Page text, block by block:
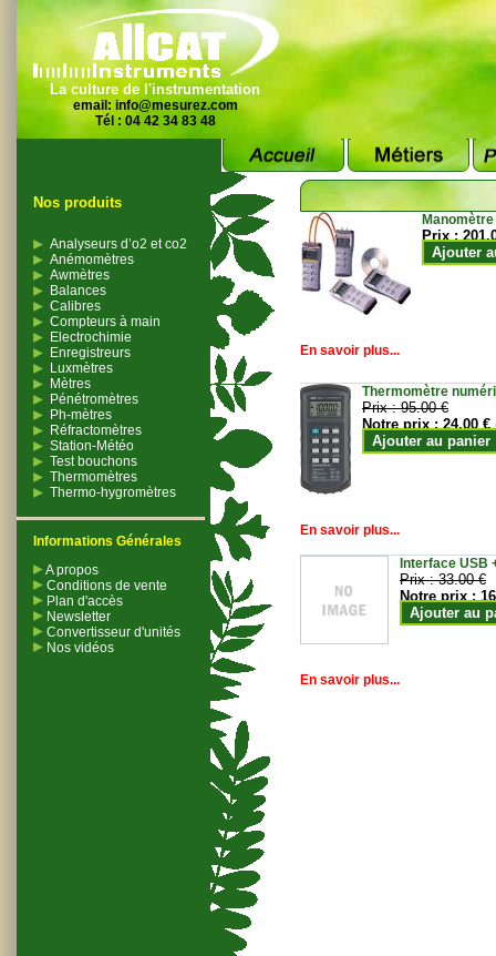
La culture de l'instrumentation
email: info@mesurez.com
Tél : 04 42 34 83 48
Nos produits
Analyseurs d’o2 et co2
Anémomètres
Awmètres
Balances
Calibres
Compteurs à main
Electrochimie
Enregistreurs
Luxmètres
Mètres
Pénétromètres
Ph-mètres
Réfractomètres
Station-Météo
Test bouchons
Thermomètres
Thermo-hygromètres
Informations Générales
A propos
Conditions de vente
Plan d'accès
Newsletter
Convertisseur d'unités
Nos vidéos
Prix :
Ajouter
En savoir plus...
Thermomètre
Prix :95.00 €
Notre prix :24.00 €
Ajouter au panier
En savoir plus...
Interface USB
Prix :33.00 €
Notre prix :
Ajouter au
En savoir plus...